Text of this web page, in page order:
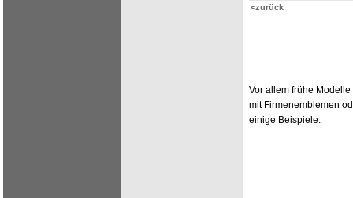
<zurück
Vor allem frühe
mit Firmenemblemen
einige Beispiele: